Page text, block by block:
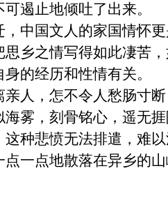
遏止地倾吐了出来。
国文人的家国情怀更
乡之情写得如此凄苦
的经历和性情有关。
人，怎不令人愁肠寸断
海雾，刻骨铭心，遥无
种悲愤无法排遣，难
点一点地散落在异乡的